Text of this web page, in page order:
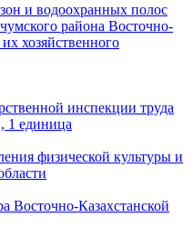
и водоохранных полос
района Восточно-
хозяйственного
инспекции труда
1 единица
физической культуры и
Восточно-Казахстанской